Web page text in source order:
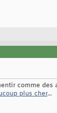
comme des
plus cher...